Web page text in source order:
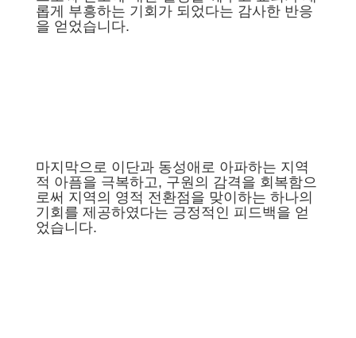
롭게 부흥하는 기회가 되었다는 감사한 반응
을 얻었습니다.
마지막으로 이단과 동성애로 아파하는 지역
적 아픔을 극복하고, 구원의 감격을 회복함으
로써 지역의 영적 전환점을 맞이하는 하나의
기회를 제공하였다는 긍정적인 피드백을 얻
었습니다.